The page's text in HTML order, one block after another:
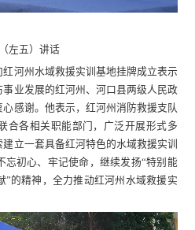
左五）讲话
河州水域救援实训基地挂牌成立表示
业发展的红河州、河口县两级人民政
感谢。他表示，红河州消防救援支队
合各相关职能部门，广泛开展形式多
立一套具备红河特色的水域救援实训
忘初心、牢记使命，继续发扬“特别能
”的精神，全力推动红河州水域救援实